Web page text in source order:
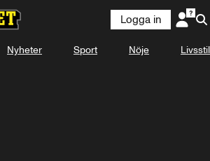
Logga in
Nyheter Sport Nöje Livsstil